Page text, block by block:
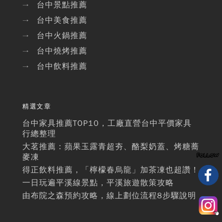
→ 台中景點推薦
→ 台中美食推薦
→ 台中火鍋推薦
→ 台中燒烤推薦
→ 台中飲料推薦
精選文章
台中家具推薦TOP10，工廠直營台中平價家具
行總整理
大茗推薦：蘋果玉露青超夯、酪梨奶蓋、烤糖蕎
麥凍
得正飲料推薦，「檸檬春烏龍」加茶凍也超讚！
一日玩遍平溪線景點，平溪旅遊散策攻略
由布院之森預約攻略，線上劃位流程8步驟說明